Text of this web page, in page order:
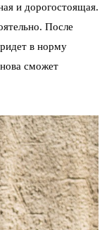
и дорогостоящая.
После
в норму
сможет